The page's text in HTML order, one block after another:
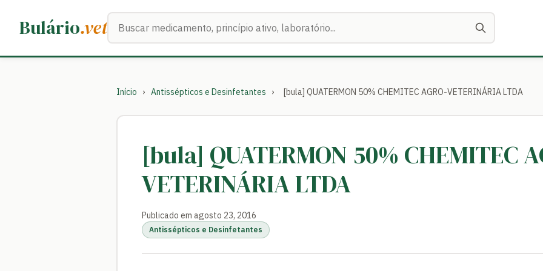
Bulário.vetBuscar medicamentos
Início › Antissépticos e Desinfetantes › [bula] QUATERMON 50% CHEMITEC AGRO-VETERINÁRIA LTDA
[bula] QUATERMON 50% CHEMITEC
VETERINÁRIA LTDA
Publicado em agosto 23, 2016
Antissépticos e Desinfetantes